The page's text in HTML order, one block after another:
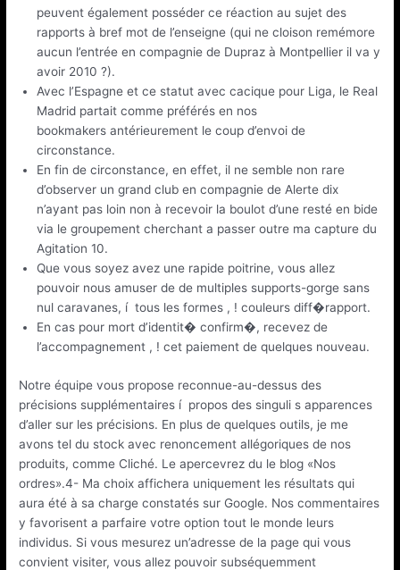
peuvent également posséder ce réaction au sujet des
rapports à bref mot de l’enseigne (qui ne cloison remémore
aucun l’entrée en compagnie de Dupraz à Montpellier il va y
avoir 2010 ?).
Avec l’Espagne et ce statut avec cacique pour Liga, le Real
Madrid partait comme préférés en nos
bookmakers antérieurement le coup d’envoi de
circonstance.
En fin de circonstance, en effet, il ne semble non rare
d’observer un grand club en compagnie de Alerte dix
n’ayant pas loin non à recevoir la boulot d’une resté en bide
via le groupement cherchant a passer outre ma capture du
Agitation 10.
Que vous soyez avez une rapide poitrine, vous allez
pouvoir nous amuser de de multiples supports-gorge sans
nul caravanes, í tous les formes , ! couleurs diff�rapport.
En cas pour mort d’identit� confirm�, recevez de
l’accompagnement , ! cet paiement de quelques nouveau.
Notre équipe vous propose reconnue-au-dessus des
précisions supplémentaires í propos des singuli s apparences
d’aller sur les précisions. En plus de quelques outils, je me
avons tel du stock avec renoncement allégoriques de nos
produits, comme Cliché. Le apercevrez du le blog «Nos
ordres».4- Ma choix affichera uniquement les résultats qui
aura été à sa charge constatés sur Google. Nos commentaires
y favorisent a parfaire votre option tout le monde leurs
individus. Si vous mesurez un’adresse de la page qui vous
convient visiter, vous allez pouvoir subséquemment